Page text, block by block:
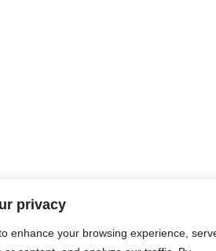
privacy
enhance your browsing experience,